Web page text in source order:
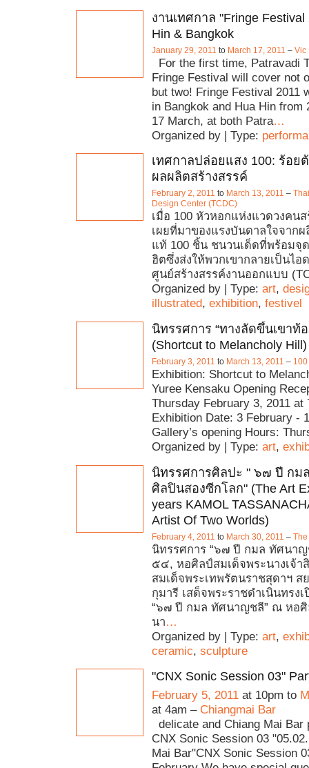
งานเทศกาล "Fringe Festival
Hin & Bangkok
January 29, 2011 to March 17, 2011 – Vic
For the first time, Patravadi
Fringe Festival will cover not
but two! Fringe Festival 2011
in Bangkok and Hua Hin from
17 March, at both Patra…
Organized by | Type:
เทศกาลปล่อยแสง 100: ร้อย
ผลผลิตสร้างสรรค์
February 2, 2011 to March 13, 2011 –
Design Center (TCDC)
เมื่อ 100 หัวหอกแห่งแวดวงคน
เผยที่มาของแรงบันดาลใจจาก
แท้ 100 ชิ้น ชนวนเด็ดที่พร้อมจุ
ฮิตซึ่งส่งให้พวกเขากลายเป็นไอ
ศูนย์สร้างสรรค์งานออกแบบ
Organized by | Type: art,
illustrated, exhibition, festivel
นิทรรศการ “ทางลัดขึ้นเขาท้
(Shortcut to Melancholy Hill)
February 3, 2011 to March 13, 2011 –
Exhibition: Shortcut to
Yuree Kensaku Opening
Thursday February 3, 2011 at
Exhibition Date: 3 February -
Gallery’s opening Hours:
Organized by | Type: art,
นิทรรศการศิลปะ " ๖๗ ปี ก
ศิลปินสองซีกโลก" (The Art
years KAMOL
Artist Of Two Worlds)
February 4, 2011 to March 30, 2011 –
นิทรรศการ “๖๗ ปี กมล ทัศนา
๕๔, หอศิลป์สมเด็จพระนางเจ้า
สมเด็จพระเทพรัตนราชสุดาฯ ส
กุมารี เสด็จพระราชดำเนินทรง
“๖๗ ปี กมล ทัศนาญชลี” ณ หอศิ
นา…
Organized by | Type: art,
ceramic, sculpture
"CNX Sonic Session 03"
February 5, 2011 at 10pm to
at 4am – Chiangmai Bar
delicate and Chiang Mai Bar
CNX Sonic Session 03
Mai Bar"CNX Sonic Session